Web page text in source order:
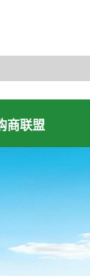
商联盟